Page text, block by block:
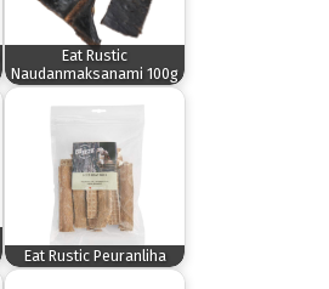
Eat Rustic
Naudanmaksanami 100g
Eat Rustic Peuranliha